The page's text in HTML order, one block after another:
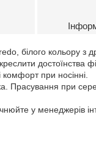
білого кольору з
достоїнства
при носінні.
Прасування при
у менеджерів